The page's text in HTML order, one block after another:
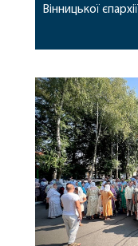
Вінницької
секретар
побажавши йому
допомоги, миру,
благословенних